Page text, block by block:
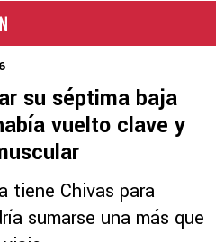
su séptima baja
vuelto clave y
tiene Chivas para
sumarse una más que